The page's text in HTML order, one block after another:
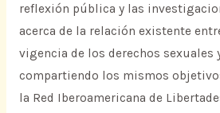
reflexión pública y las
acerca de la relación existente
vigencia de los derechos sexuales
compartiendo los mismos
la Red Iberoamericana de